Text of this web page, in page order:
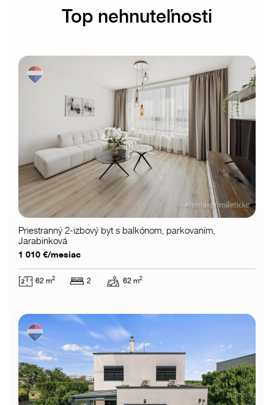
Top nehnuteľnosti
Priestranný 2-izbový byt s balkónom, parkovaním,
Jarabinková
1 010 €/mesiac
62 m2 2 62 m2